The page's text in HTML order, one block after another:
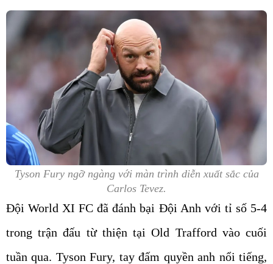
Tyson Fury ngỡ ngàng với màn trình diễn xuất sắc của
Carlos Tevez.
Đội World XI FC đã đánh bại Đội Anh với tỉ số 5-4
trong trận đấu từ thiện tại Old Trafford vào cuối
tuần qua. Tyson Fury, tay đấm quyền anh nổi tiếng,